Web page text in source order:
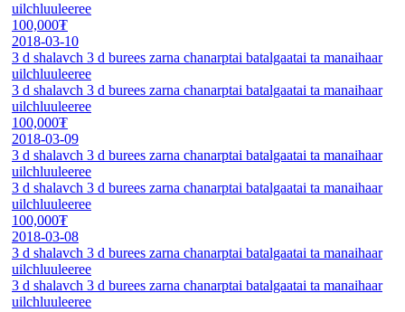
uilchluuleeree
100,000₮
2018-03-10
3 d shalavch 3 d burees zarna chanarptai batalgaatai ta manaihaar
uilchluuleeree
3 d shalavch 3 d burees zarna chanarptai batalgaatai ta manaihaar
uilchluuleeree
100,000₮
2018-03-09
3 d shalavch 3 d burees zarna chanarptai batalgaatai ta manaihaar
uilchluuleeree
3 d shalavch 3 d burees zarna chanarptai batalgaatai ta manaihaar
uilchluuleeree
100,000₮
2018-03-08
3 d shalavch 3 d burees zarna chanarptai batalgaatai ta manaihaar
uilchluuleeree
3 d shalavch 3 d burees zarna chanarptai batalgaatai ta manaihaar
uilchluuleeree